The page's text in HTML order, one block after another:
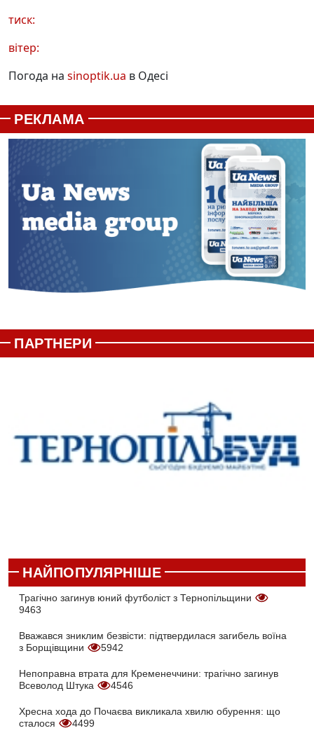
тиск:
вітер:
Погода на sinoptik.ua в Одесі
РЕКЛАМА
ПАРТНЕРИ
НАЙПОПУЛЯРНІШЕ
Трагічно загинув юний футболіст з Тернопільщини
9463
Вважався зниклим безвісти: підтвердилася загибель воїна
з Борщівщини
5942
Непоправна втрата для Кременеччини: трагічно загинув
Всеволод Штука
4546
Хресна хода до Почаєва викликала хвилю обурення: що
сталося
4499